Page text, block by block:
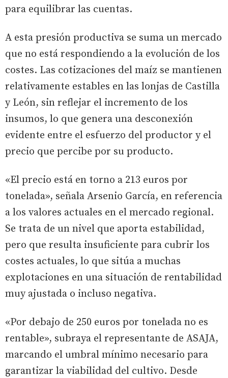
para equilibrar las cuentas.
A esta presión productiva se suma un mercado
que no está respondiendo a la evolución de los
costes. Las cotizaciones del maíz se mantienen
relativamente estables en las lonjas de Castilla
y León, sin reflejar el incremento de los
insumos, lo que genera una desconexión
evidente entre el esfuerzo del productor y el
precio que percibe por su producto.
«El precio está en torno a 213 euros por
tonelada», señala Arsenio García, en referencia
a los valores actuales en el mercado regional.
Se trata de un nivel que aporta estabilidad,
pero que resulta insuficiente para cubrir los
costes actuales, lo que sitúa a muchas
explotaciones en una situación de rentabilidad
muy ajustada o incluso negativa.
«Por debajo de 250 euros por tonelada no es
rentable», subraya el representante de ASAJA,
marcando el umbral mínimo necesario para
garantizar la viabilidad del cultivo. Desde